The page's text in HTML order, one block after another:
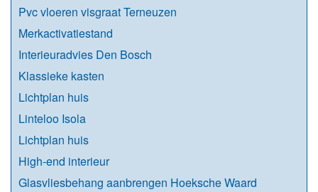
Pvc vloeren visgraat Terneuzen
Merkactivatiestand
Interieuradvies Den Bosch
Klassieke kasten
Lichtplan huis
Linteloo Isola
Lichtplan huis
High-end interieur
Glasvliesbehang aanbrengen Hoeksche Waard